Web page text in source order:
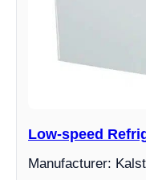
Low-speed
Manufacturer: